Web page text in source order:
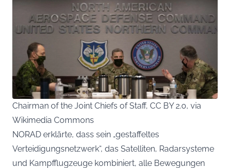
Chairman of the Joint Chiefs of Staff, CC BY 2.0, via
Wikimedia Commons
NORAD erklärte, dass sein „gestaffeltes
Verteidigungsnetzwerk“, das Satelliten, Radarsysteme
und Kampfflugzeuge kombiniert, alle Bewegungen